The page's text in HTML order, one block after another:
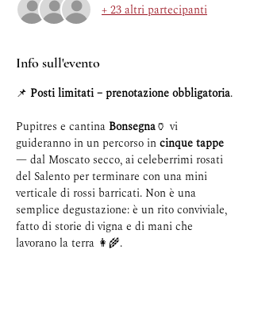
+ 23 altri partecipanti
Info sull'evento
📌 Posti limitati – prenotazione obbligatoria.
Pupitres e cantina Bonsegna🏺 vi
guideranno in un percorso in cinque tappe
— dal Moscato secco, ai celeberrimi rosati
del Salento per terminare con una mini
verticale di rossi barricati. Non è una
semplice degustazione: è un rito conviviale,
fatto di storie di vigna e di mani che
lavorano la terra 👩‍🌾.